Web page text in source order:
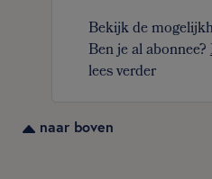
Bekijk de
Ben je al abonnee?
lees verder
naar boven